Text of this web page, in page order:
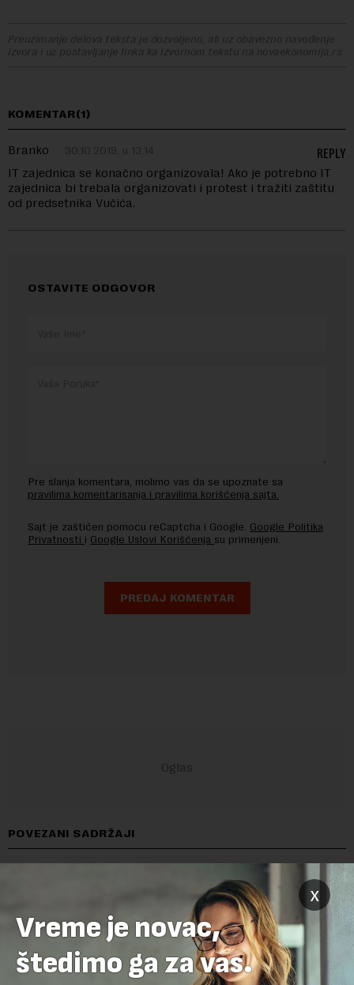
Preuzimanje delova teksta je dozvoljeno, ali uz obavezno navođenje
izvora i uz postavljanje linka ka izvornom tekstu na novaekonomija.rs
KOMENTAR(1)
Branko 30.10.2019. u 13:14
IT zajednica se konačno organizovala! Ako je potrebno IT
zajednica bi trebala organizovati i protest i tražiti zaštitu
od predsetnika Vučića.
REPLY
OSTAVITE ODGOVOR
Pre slanja komentara, molimo vas da se upoznate sa
pravilima komentarisanja i pravilima korišćenja sajta.
Sajt je zaštićen pomocu reCaptcha i Google. Google Politika
Privatnosti i Google Uslovi Korišćenja su primenjeni.
POVEZANI SADRŽAJI
x
Vreme je novac,
štedimo ga za vas.